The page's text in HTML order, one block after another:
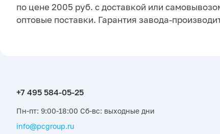
по цене 2005 руб. с доставкой или
оптовые поставки. Гарантия завода-
Пн-пт: 9:00-18:00 Сб-вс: выходные дни
info@pcgroup.ru